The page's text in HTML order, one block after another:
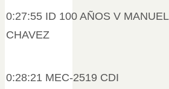
0:27:55 ID 100 AÑOS V MANUEL
CHAVEZ
0:28:21 MEC-2519 CDI